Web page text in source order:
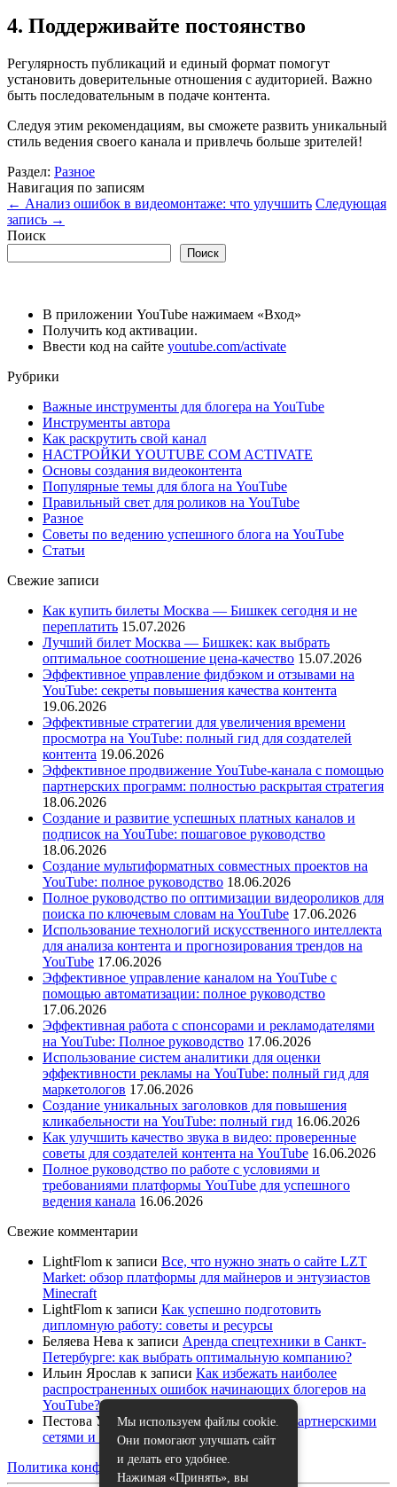
4. Поддерживайте постоянство
Регулярность публикаций и единый формат помогут
установить доверительные отношения с аудиторией. Важно
быть последовательным в подаче контента.
Следуя этим рекомендациям, вы сможете развить уникальный
стиль ведения своего канала и привлечь больше зрителей!
Раздел: Разное
Навигация по записям
← Анализ ошибок в видеомонтаже: что улучшить Следующая
запись →
Поиск
Поиск
В приложении YouTube нажимаем «Вход»
Получить код активации.
Ввести код на сайте youtube.com/activate
Рубрики
Важные инструменты для блогера на YouTube
Инструменты автора
Как раскрутить свой канал
НАСТРОЙКИ YOUTUBE COM ACTIVATE
Основы создания видеоконтента
Популярные темы для блога на YouTube
Правильный свет для роликов на YouTube
Разное
Советы по ведению успешного блога на YouTube
Статьи
Свежие записи
Как купить билеты Москва — Бишкек сегодня и не
переплатить 15.07.2026
Лучший билет Москва — Бишкек: как выбрать
оптимальное соотношение цена-качество 15.07.2026
Эффективное управление фидбэком и отзывами на
YouTube: секреты повышения качества контента
19.06.2026
Эффективные стратегии для увеличения времени
просмотра на YouTube: полный гид для создателей
контента 19.06.2026
Эффективное продвижение YouTube-канала с помощью
партнерских программ: полностью раскрытая стратегия
18.06.2026
Создание и развитие успешных платных каналов и
подписок на YouTube: пошаговое руководство
18.06.2026
Создание мультиформатных совместных проектов на
YouTube: полное руководство 18.06.2026
Полное руководство по оптимизации видеороликов для
поиска по ключевым словам на YouTube 17.06.2026
Использование технологий искусственного интеллекта
для анализа контента и прогнозирования трендов на
YouTube 17.06.2026
Эффективное управление каналом на YouTube с
помощью автоматизации: полное руководство
17.06.2026
Эффективная работа с спонсорами и рекламодателями
на YouTube: Полное руководство 17.06.2026
Использование систем аналитики для оценки
эффективности рекламы на YouTube: полный гид для
маркетологов 17.06.2026
Создание уникальных заголовков для повышения
кликабельности на YouTube: полный гид 16.06.2026
Как улучшить качество звука в видео: проверенные
советы для создателей контента на YouTube 16.06.2026
Полное руководство по работе с условиями и
требованиями платформы YouTube для успешного
ведения канала 16.06.2026
Свежие комментарии
LightFlom к записи Все, что нужно знать о сайте LZT
Market: обзор платформы для майнеров и энтузиастов
Minecraft
LightFlom к записи Как успешно подготовить
дипломную работу: советы и ресурсы
Беляева Нева к записи Аренда спецтехники в Санкт-
Петербурге: как выбрать оптимальную компанию?
Ильин Ярослав к записи Как избежать наиболее
распространенных ошибок начинающих блогеров на
YouTube?
Пестова Устина к записиКак работать с партнерскими
сетями и спонсорами на YouTube
Политика конфиденциальности|Карта сайта
Мы используем файлы cookie.
Они помогают улучшать сайт
и делать его удобнее.
Нажимая «Принять», вы